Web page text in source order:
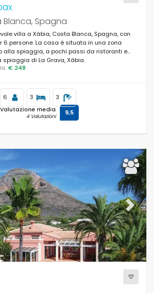
Spagna
villa a Xàbia, Costa Blanca, Spagna, con
6 persone. La casa è situata in una zona
alla spiaggia, a pochi passi da ristoranti e
spiaggia di La Grava, Xàbia.
€ 248
6 3 3
Valutazione media
4 Valutazioni 9,5
Next